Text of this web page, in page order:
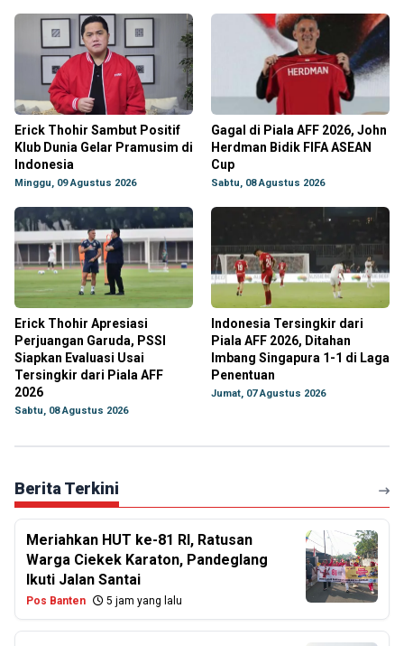
Erick Thohir Sambut Positif
Klub Dunia Gelar Pramusim di
Indonesia
Minggu, 09 Agustus 2026
Gagal di Piala AFF 2026, John
Herdman Bidik FIFA ASEAN
Cup
Sabtu, 08 Agustus 2026
Erick Thohir Apresiasi
Perjuangan Garuda, PSSI
Siapkan Evaluasi Usai
Tersingkir dari Piala AFF
2026
Sabtu, 08 Agustus 2026
Indonesia Tersingkir dari
Piala AFF 2026, Ditahan
Imbang Singapura 1-1 di Laga
Penentuan
Jumat, 07 Agustus 2026
Berita Terkini
Meriahkan HUT ke-81 RI, Ratusan
Warga Ciekek Karaton, Pandeglang
Ikuti Jalan Santai
Pos Banten 5 jam yang lalu